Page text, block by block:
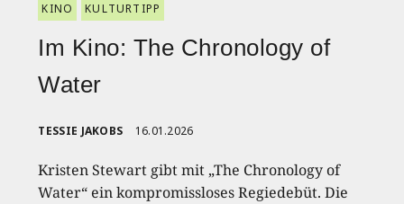
KINO KULTURTIPP
Im Kino: The Chronology of
Water
TESSIE JAKOBS 16.01.2026
Kristen Stewart gibt mit „The Chronology of
Water“ ein kompromissloses Regiedebüt. Die